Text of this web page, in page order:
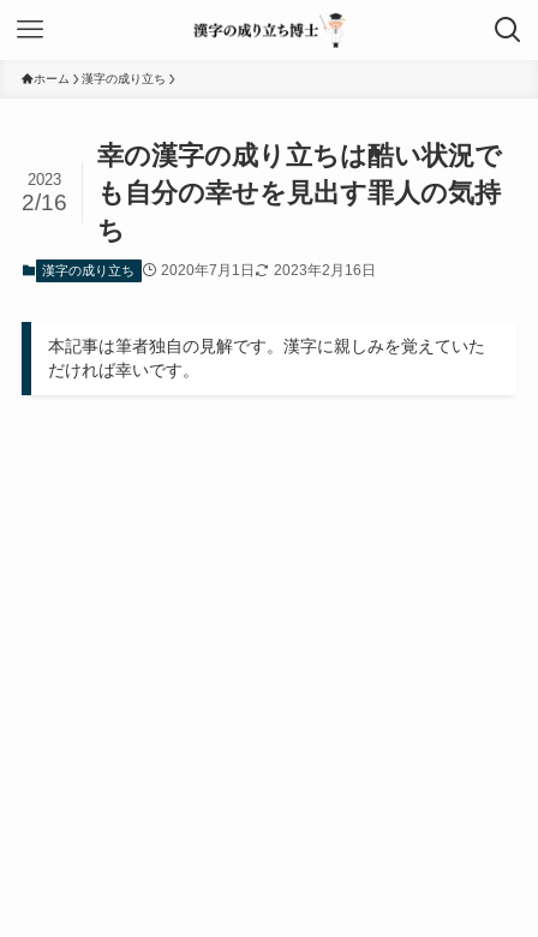
ホーム 漢字の成り立ち
幸の漢字の成り立ちは酷い状況で
も自分の幸せを見出す罪人の気持
ち
2023
2/16
漢字の成り立ち 2020年7月1日 2023年2月16日
本記事は筆者独自の見解です。漢字に親しみを覚えていた
だければ幸いです。